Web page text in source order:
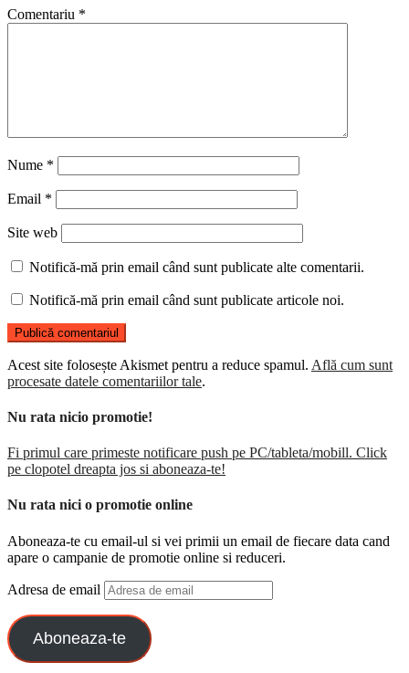
Comentariu *
Nume *
Email *
Site web
Notifică-mă prin email când sunt publicate alte comentarii.
Notifică-mă prin email când sunt publicate articole noi.
Acest site folosește Akismet pentru a reduce spamul. Află cum sunt
procesate datele comentariilor tale.
Nu rata nicio promotie!
Fi primul care primeste notificare push pe PC/tableta/mobill. Click
pe clopotel dreapta jos si aboneaza-te!
Nu rata nici o promotie online
Aboneaza-te cu email-ul si vei primii un email de fiecare data cand
apare o campanie de promotie online si reduceri.
Adresa de email
Aboneaza-te